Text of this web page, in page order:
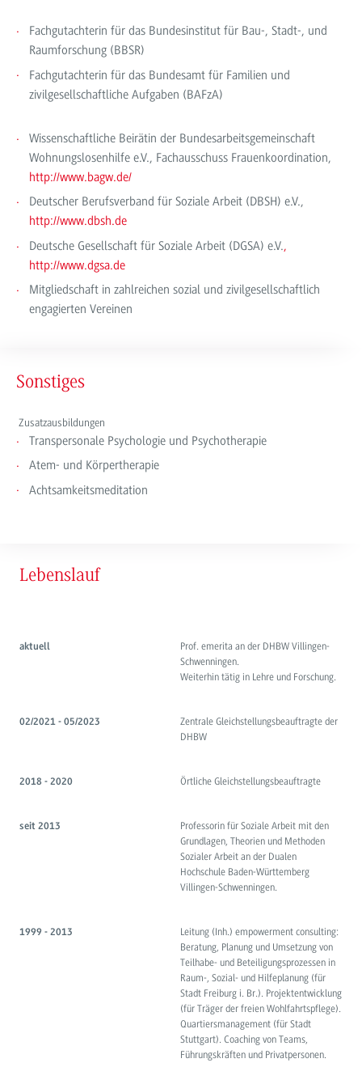
Fachgutachterin für das Bundesinstitut für Bau-, Stadt-, und
Raumforschung (BBSR)
Fachgutachterin für das Bundesamt für Familien und
zivilgesellschaftliche Aufgaben (BAFzA)
Wissenschaftliche Beirätin der Bundesarbeitsgemeinschaft
Wohnungslosenhilfe e.V., Fachausschuss Frauenkoordination,
http://www.bagw.de/
Deutscher Berufsverband für Soziale Arbeit (DBSH) e.V.,
http://www.dbsh.de
Deutsche Gesellschaft für Soziale Arbeit (DGSA) e.V.,
http://www.dgsa.de
Mitgliedschaft in zahlreichen sozial und zivilgesellschaftlich
engagierten Vereinen
Sonstiges
Zusatzausbildungen
Transpersonale Psychologie und Psychotherapie
Atem- und Körpertherapie
Achtsamkeitsmeditation
Lebenslauf
aktuell
Prof. emerita an der DHBW Villingen-
Schwenningen.
Weiterhin tätig in Lehre und Forschung.
02/2021 - 05/2023
Zentrale Gleichstellungsbeauftragte der
DHBW
2018 - 2020 Örtliche Gleichstellungsbeauftragte
seit 2013
Professorin für Soziale Arbeit mit den
Grundlagen, Theorien und Methoden
Sozialer Arbeit an der Dualen
Hochschule Baden-Württemberg
Villingen-Schwenningen.
1999 - 2013
Leitung (Inh.) empowerment consulting:
Beratung, Planung und Umsetzung von
Teilhabe- und Beteiligungsprozessen in
Raum-, Sozial- und Hilfeplanung (für
Stadt Freiburg i. Br.). Projektentwicklung
(für Träger der freien Wohlfahrtspflege).
Quartiersmanagement (für Stadt
Stuttgart). Coaching von Teams,
Führungskräften und Privatpersonen.